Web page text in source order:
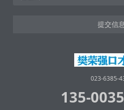
提交信
023-6385-
135-